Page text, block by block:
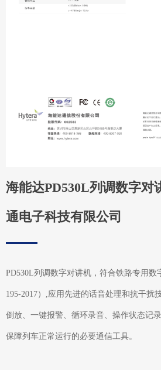
海能达PD530L列调数字对
通电子科技有限公司
PD530L列调数字对讲机，符合铁路专用数
195-2017）,应用先进的话音处理和抗干扰
倒放、一键报警、循环录音、操作状态记
保障列车正常运行的必要通信工具。